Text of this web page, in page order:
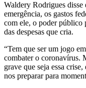
Waldery Rodrigues disse
emergência, os gastos
com ele, o poder público
das despesas que cria.
“Tem que ser um jogo
combater o coronavírus.
grave que seja essa
nos preparar para